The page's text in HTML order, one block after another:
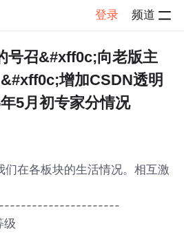
登录 频道
帖子详情
号召&#xff0c;向老版主
增加CSDN透明
5月初专家分情况
们在各板块的生活情况。相互激
级